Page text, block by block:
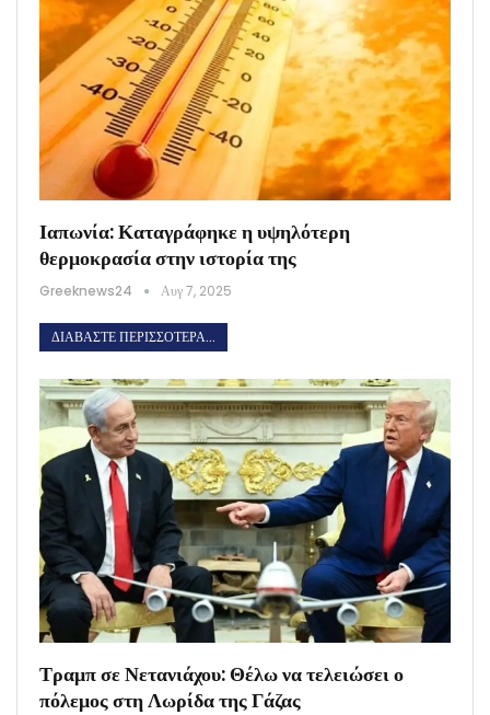
Ιαπωνία: Καταγράφηκε η υψηλότερη
θερμοκρασία στην ιστορία της
Greeknews24 Αυγ 7, 2025
ΔΙΑΒΆΣΤΕ ΠΕΡΙΣΣΌΤΕΡΑ...
Τραμπ σε Νετανιάχου: Θέλω να τελειώσει ο
πόλεμος στη Λωρίδα της Γάζας